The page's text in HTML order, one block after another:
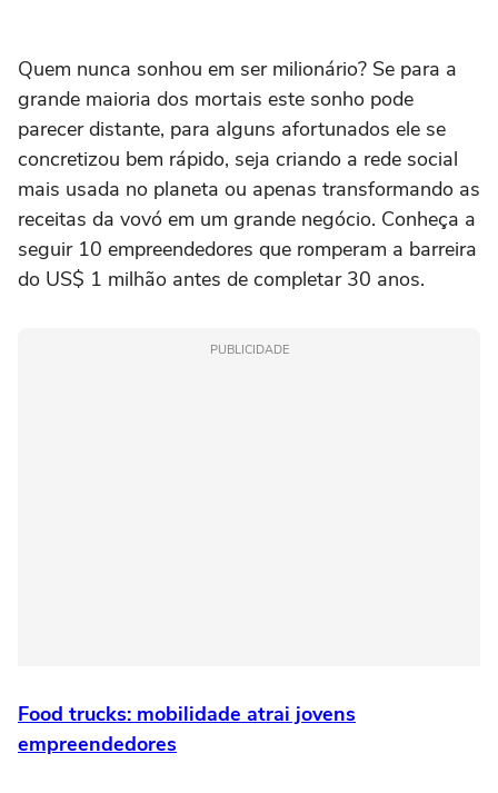
Quem nunca sonhou em ser milionário? Se para a
grande maioria dos mortais este sonho pode
parecer distante, para alguns afortunados ele se
concretizou bem rápido, seja criando a rede social
mais usada no planeta ou apenas transformando as
receitas da vovó em um grande negócio. Conheça a
seguir 10 empreendedores que romperam a barreira
do US$ 1 milhão antes de completar 30 anos.
PUBLICIDADE
Food trucks: mobilidade atrai jovens
empreendedores